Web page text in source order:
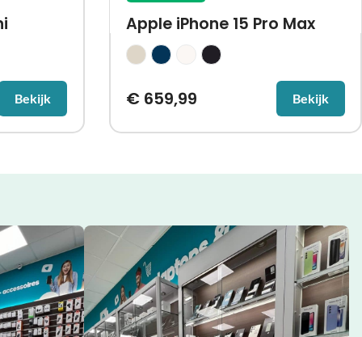
Bekijk
Apple iPhone 15 Pro Max
€ 659,99 Bekijk